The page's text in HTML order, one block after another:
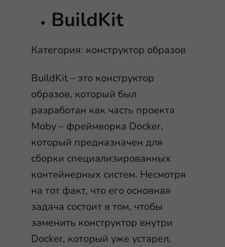
BuildKit
Категория: конструктор образов
BuildKit – это конструктор
образов, который был
разработан как часть проекта
Moby – фреймворка Docker,
который предназначен для
сборки специализированных
контейнерных систем. Несмотря
на тот факт, что его основная
задача состоит в том, чтобы
заменить конструктор внутри
Docker, который уже устарел,